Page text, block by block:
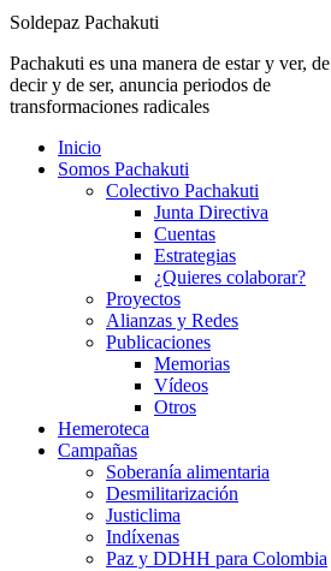
Soldepaz Pachakuti
Pachakuti es una manera de estar y ver, de
decir y de ser, anuncia periodos de
transformaciones radicales
Inicio
Somos Pachakuti
Colectivo Pachakuti
Junta Directiva
Cuentas
Estrategias
¿Quieres colaborar?
Proyectos
Alianzas y Redes
Publicaciones
Memorias
Vídeos
Otros
Hemeroteca
Campañas
Soberanía alimentaria
Desmilitarización
Justiclima
Indíxenas
Paz y DDHH para Colombia